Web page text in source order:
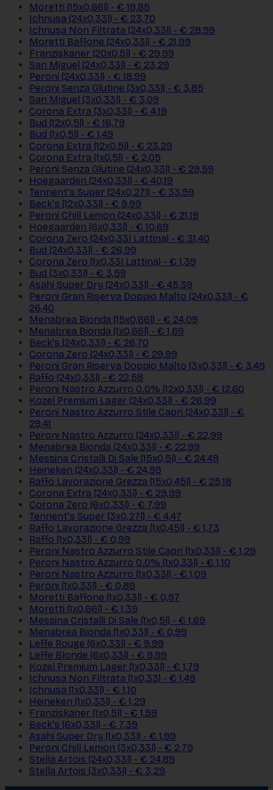
Moretti (15x0,66l) - € 19,85
Ichnusa (24x0,33l) - € 23,70
Ichnusa Non Filtrata (24x0,33l) - € 28,99
Moretti Baffone (24x0,33l) - € 21,99
Franziskaner (20x0,5l) - € 29,99
San Miguel (24x0,33l) - € 23,29
Peroni (24x0,33l) - € 18,99
Peroni Senza Glutine (3x0,33l) - € 3,85
San Miguel (3x0,33l) - € 3,09
Corona Extra (3x0,33l) - € 4,19
Bud (12x0,5l) - € 16,79
Bud (1x0,5l) - € 1,49
Corona Extra (12x0,5l) - € 23,29
Corona Extra (1x0,5l) - € 2,05
Peroni Senza Glutine (24x0,33l) - € 29,59
Hoegaarden (24x0,33l) - € 40,19
Tennent's Super (24x0,27l) - € 33,59
Beck's (12x0,33l) - € 9,99
Peroni Chill Lemon (24x0,33l) - € 21,19
Hoegaarden (6x0,33l) - € 10,69
Corona Zero (24x0,33l Lattina) - € 31,40
Bud (24x0,33l) - € 26,99
Corona Zero (1x0,33l Lattina) - € 1,39
Bud (3x0,33l) - € 3,59
Asahi Super Dry (24x0,33l) - € 45,39
Peroni Gran Riserva Doppio Malto (24x0,33l) - €
26,40
Menabrea Bionda (15x0,66l) - € 24,09
Menabrea Bionda (1x0,66l) - € 1,69
Beck's (24x0,33l) - € 26,70
Corona Zero (24x0,33l) - € 29,99
Peroni Gran Riserva Doppio Malto (3x0,33l) - € 3,49
Raffo (24x0,33l) - € 22,58
Peroni Nastro Azzurro 0.0% (12x0,33l) - € 12,60
Kozel Premium Lager (24x0,33l) - € 26,99
Peroni Nastro Azzurro Stile Capri (24x0,33l) - €
29,41
Peroni Nastro Azzurro (24x0,33l) - € 22,99
Menabrea Bionda (24x0,33l) - € 22,99
Messina Cristalli Di Sale (15x0,5l) - € 24,49
Heineken (24x0,33l) - € 24,99
Raffo Lavorazione Grezza (15x0,45l) - € 25,18
Corona Extra (24x0,33l) - € 29,99
Corona Zero (6x0.33l) - € 7,99
Tennent's Super (3x0,27l) - € 4,47
Raffo Lavorazione Grezza (1x0,45l) - € 1,73
Raffo (1x0,33l) - € 0,99
Peroni Nastro Azzurro Stile Capri (1x0,33l) - € 1,29
Peroni Nastro Azzurro 0.0% (1x0,33l) - € 1,10
Peroni Nastro Azzurro (1x0,33l) - € 1,09
Peroni (1x0,33l) - € 0,89
Moretti Baffone (1x0,33l) - € 0,97
Moretti (1x0,66l) - € 1,39
Messina Cristalli Di Sale (1x0,5l) - € 1,69
Menabrea Bionda (1x0,33l) - € 0,99
Leffe Rouge (6x0,33l) - € 9,99
Leffe Blonde (6x0,33l) - € 9,99
Kozel Premium Lager (1x0,33l) - € 1,79
Ichnusa Non Filtrata (1x0,33) - € 1,49
Ichnusa (1x0,33l) - € 1,10
Heineken (1x0,33l) - € 1,29
Franziskaner (1x0,5l) - € 1,59
Beck's (6x0,33l) - € 7,39
Asahi Super Dry (1x0,33l) - € 1,99
Peroni Chill Lemon (3x0,33l) - € 2,79
Stella Artois (24x0,33l) - € 24,89
Stella Artois (3x0,33l) - € 3,29